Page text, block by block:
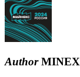
AuthorMINEX